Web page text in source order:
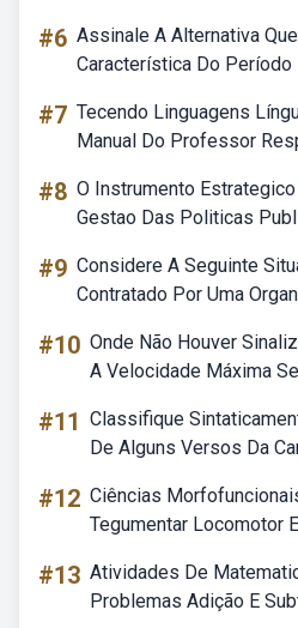
#6 Assinale A Alternativa
Característica Do
#7 Tecendo Linguagens
Manual Do Professor
#8 O Instrumento
Gestao Das Politicas
#9 Considere A Seguinte
Contratado Por Uma
#10 Onde Não Houver
A Velocidade Máxima
#11 Classifique
De Alguns Versos Da
#12 Ciências
Tegumentar Locomotor
#13 Atividades De
Problemas Adição E